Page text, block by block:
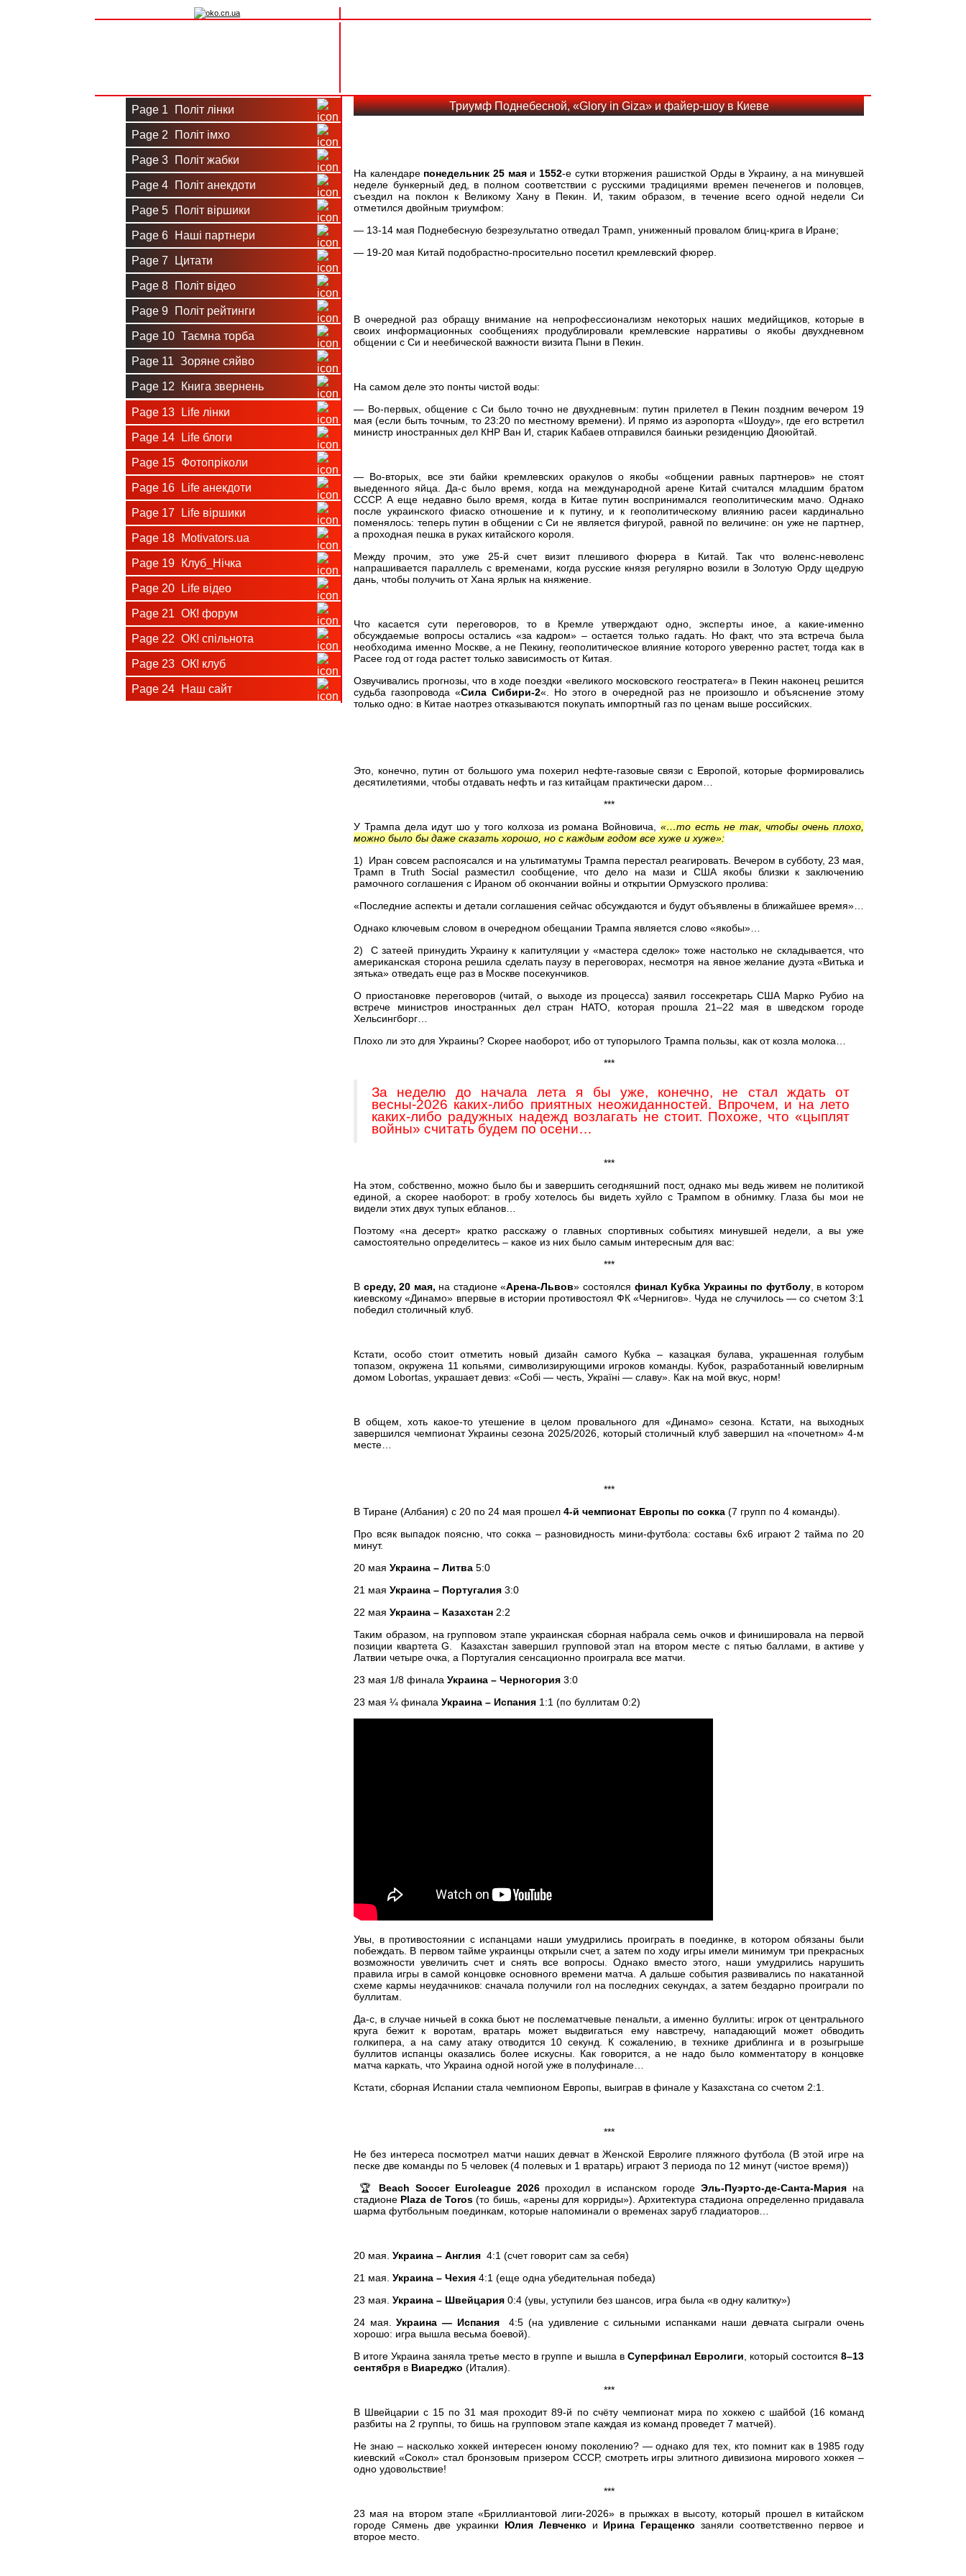
Page 1 Політ лінки
Page 2 Політ імхо
Page 3 Політ жабки
Page 4 Політ анекдоти
Page 5 Політ віршики
Page 6 Наші партнери
Page 7 Цитати
Page 8 Політ відео
Page 9 Політ рейтинги
Page 10 Таємна торба
Page 11 Зоряне сяйво
Page 12 Книга звернень
Page 13 Life лінки
Page 14 Life блоги
Page 15 Фотопріколи
Page 16 Life анекдоти
Page 17 Life віршики
Page 18 Motivators.ua
Page 19 Клуб_Нічка
Page 20 Life відео
Page 21 ОК! форум
Page 22 ОК! спільнота
Page 23 ОК! клуб
Page 24 Наш сайт
Триумф Поднебесной, «Glory in Giza» и файер-шоу в Киеве
На календаре понедельник25 маяи 1552-е сутки вторжения рашисткой Орды в Украину, а на минувшей
неделе бункерный дед, в полном соответствии с русскими традициями времен печенегов и половцев,
съездил на поклон к Великому Хану в Пекин. И, таким образом, в течение всего одной недели Си
отметился двойным триумфом:
— 13-14 мая Поднебесную безрезультатно отведал Трамп, униженный провалом блиц-крига в Иране;
— 19-20 мая Китай подобрастно-просительно посетил кремлевский фюрер.
В очередной раз обращу внимание на непрофессионализм некоторых наших медийщиков, которые в
своих информационных сообщениях продублировали кремлевские нарративы о якобы двухдневном
общении с Си и неебической важности визита Пыни в Пекин.
На самом деле это понты чистой воды:
— Во-первых, общение с Си было точно не двухдневным: путин прилетел в Пекин поздним вечером 19
мая (если быть точным, то 23:20 по местному времени). И прямо из аэропорта «Шоуду», где его встретил
министр иностранных дел КНР Ван И, старик Кабаев отправился баиньки резиденцию Дяоюйтай.
— Во-вторых, все эти байки кремлевских оракулов о якобы «общении равных партнеров» не стоят
выеденного яйца. Да-с было время, когда на международной арене Китай считался младшим братом
СССР. А еще недавно было время, когда в Китае путин воспринимался геополитическим мачо. Однако
после украинского фиаско отношение и к путину, и к геополитическому влиянию расеи кардинально
поменялось: теперь путин в общении с Си не является фигурой, равной по величине: он уже не партнер,
а проходная пешка в руках китайского короля.
Между прочим, это уже 25-й счет визит плешивого фюрера в Китай. Так что воленс-неволенс
напрашивается параллель с временами, когда русские князя регулярно возили в Золотую Орду щедрую
дань, чтобы получить от Хана ярлык на княжение.
Что касается сути переговоров, то в Кремле утверждают одно, эксперты иное, а какие-именно
обсуждаемые вопросы остались «за кадром» – остается только гадать. Но факт, что эта встреча была
необходима именно Москве, а не Пекину, геополитическое влияние которого уверенно растет, тогда как в
Расее год от года растет только зависимость от Китая.
Озвучивались прогнозы, что в ходе поездки «великого московского геостратега» в Пекин наконец решится
судьба газопровода «Сила Сибири-2«. Но этого в очередной раз не произошло и объяснение этому
только одно: в Китае наотрез отказываются покупать импортный газ по ценам выше российских.
Это, конечно, путин от большого ума похерил нефте-газовые связи с Европой, которые формировались
десятилетиями, чтобы отдавать нефть и газ китайцам практически даром…
***
У Трампа дела идут шо у того колхоза из романа Войновича,
«…то есть не так, чтобы очень плохо,
можно было бы даже сказать хорошо, но с каждым годом все хуже и хуже»:
1) Иран совсем распоясался и на ультиматумы Трампа перестал реагировать. Вечером в субботу, 23 мая,
Трамп в Truth Social разместил сообщение, что дело на мази и США якобы близки к заключению
рамочного соглашения с Ираном об окончании войны и открытии Ормузского пролива:
«Последние аспекты и детали соглашения сейчас обсуждаются и будут объявлены в ближайшее время»…
Однако ключевым словом в очередном обещании Трампа является слово «якобы»…
2) С затеей принудить Украину к капитуляции у «мастера сделок» тоже настолько не складывается, что
американская сторона решила сделать паузу в переговорах, несмотря на явное желание дуэта «Витька и
зятька» отведать еще раз в Москве посекунчиков.
О приостановке переговоров (читай, о выходе из процесса) заявил госсекретарь США Марко Рубио на
встрече министров иностранных дел стран НАТО, которая прошла 21–22 мая в шведском городе
Хельсингборг…
Плохо ли это для Украины? Скорее наоборот, ибо от тупорылого Трампа пользы, как от козла молока…
***
За неделю до начала лета я бы уже, конечно, не стал ждать от
весны-2026 каких-либо приятных неожиданностей. Впрочем, и на лето
каких-либо радужных надежд возлагать не стоит. Похоже, что «цыплят
войны» считать будем по осени…
***
На этом, собственно, можно было бы и завершить сегодняшний пост, однако мы ведь живем не политикой
единой, а скорее наоборот: в гробу хотелось бы видеть хуйло с Трампом в обнимку. Глаза бы мои не
видели этих двух тупых ебланов…
Поэтому «на десерт» кратко расскажу о главных спортивных событиях минувшей недели, а вы уже
самостоятельно определитесь – какое из них было самым интересным для вас:
***
В среду, 20 мая, на стадионе «Арена-Львов» состоялся финал Кубка Украины по футболу, в котором
киевскому «Динамо» впервые в истории противостоял ФК «Чернигов». Чуда не случилось — со счетом 3:1
победил столичный клуб.
Кстати, особо стоит отметить новый дизайн самого Кубка – казацкая булава, украшенная голубым
топазом, окружена 11 копьями, символизирующими игроков команды. Кубок, разработанный ювелирным
домом Lobortas, украшает девиз: «Собі — честь, Україні — славу». Как на мой вкус, норм!
В общем, хоть какое-то утешение в целом провального для «Динамо» сезона. Кстати, на выходных
завершился чемпионат Украины сезона 2025/2026, который столичный клуб завершил на «почетном» 4-м
месте…
***
В Тиране (Албания) с 20 по 24 мая прошел 4-й чемпионат Европы по сокка (7 групп по 4 команды).
Про всяк выпадок поясню, что сокка – разновидность мини-футбола: составы 6х6 играют 2 тайма по 20
минут.
20 мая Украина – Литва 5:0
21 мая Украина – Португалия 3:0
22 мая Украина – Казахстан 2:2
Таким образом, на групповом этапе украинская сборная набрала семь очков и финишировала на первой
позиции квартета G. Казахстан завершил групповой этап на втором месте с пятью баллами, в активе у
Латвии четыре очка, а Португалия сенсационно проиграла все матчи.
23 мая 1/8 финала Украина – Черногория 3:0
23 мая ¼ финала Украина – Испания 1:1 (по буллитам 0:2)
Увы, в противостоянии с испанцами наши умудрились проиграть в поединке, в котором обязаны были
побеждать. В первом тайме украинцы открыли счет, а затем по ходу игры имели минимум три прекрасных
возможности увеличить счет и снять все вопросы. Однако вместо этого, наши умудрились нарушить
правила игры в самой концовке основного времени матча. А дальше события развивались по накатанной
схеме кармы неудачников: сначала получили гол на последних секундах, а затем бездарно проиграли по
буллитам.
Да-с, в случае ничьей в сокка бьют не послематчевые пенальти, а именно буллиты: игрок от центрального
круга бежит к воротам, вратарь может выдвигаться ему навстречу, нападающий может обводить
голкипера, а на саму атаку отводится 10 секунд. К сожалению, в технике дриблинга и в розыгрыше
буллитов испанцы оказались более искусны. Как говорится, а не надо было комментатору в концовке
матча каркать, что Украина одной ногой уже в полуфинале…
Кстати, сборная Испании стала чемпионом Европы, выиграв в финале у Казахстана со счетом 2:1.
***
Не без интереса посмотрел матчи наших девчат в Женской Евролиге пляжного футбола (В этой игре на
песке две команды по 5 человек (4 полевых и 1 вратарь) играют 3 периода по 12 минут (чистое время))
🏆
Beach Soccer Euroleague 2026проходил в испанском городе Эль-Пуэрто-де-Санта-Мария на
стадионе Plaza de Toros (то бишь, «арены для корриды»). Архитектура стадиона определенно придавала
шарма футбольным поединкам, которые напоминали о временах заруб гладиаторов…
20 мая. Украина – Англия 4:1 (счет говорит сам за себя)
21 мая. Украина – Чехия 4:1 (еще одна убедительная победа)
23 мая. Украина – Швейцария 0:4 (увы, уступили без шансов, игра была «в одну калитку»)
24 мая.Украина — Испания4:5 (на удивление с сильными испанками наши девчата сыграли очень
хорошо: игра вышла весьма боевой).
В итоге Украина заняла третье место в группе и вышла в Суперфинал Евролиги , который состоится8–13
сентября в Виареджо (Италия).
***
В Швейцарии с 15 по 31 мая проходит 89-й по счёту чемпионат мира по хоккею с шайбой (16 команд
разбиты на 2 группы, то бишь на групповом этапе каждая из команд проведет 7 матчей).
Не знаю – насколько хоккей интересен юному поколению? — однако для тех, кто помнит как в 1985 году
киевский «Сокол» стал бронзовым призером СССР, смотреть игры элитного дивизиона мирового хоккея –
одно удовольствие!
***
23 мая на втором этапе «Бриллиантовой лиги-2026» в прыжках в высоту, который прошел в китайском
городе Сямень две украинки Юлия Левченко и Ирина Геращенко заняли соответственно первое и
второе место.